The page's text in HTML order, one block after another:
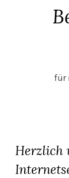
für
Herzlich